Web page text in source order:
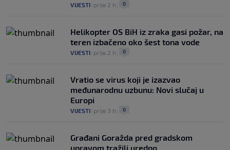
VIJESTI prije 2 h 0
Helikopter OS BiH iz zraka gasi požar, na
teren izbačeno oko šest tona vode
VIJESTI prije 2 h 0
Vratio se virus koji je izazvao
međunarodnu uzbunu: Novi slučaj u
Europi
VIJESTI prije 3 h 0
Građani Goražda pred gradskom
upravom tražili uredno